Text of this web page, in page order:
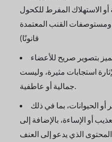
الاستهلاك المفرط للكحول
ومستوصفات القنب المعتمدة
قانونًا)
بتصوير صريح للأعضاء
استجابات مثيرة، وليست
جمالية أو عاطفية.
الحيوانات، بما في ذلك
أو الإساءة، بالإضافة إلى